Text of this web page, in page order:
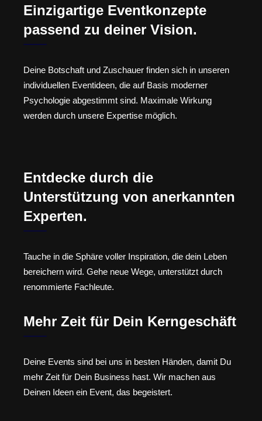
Einzigartige Eventkonzepte
passend zu deiner Vision.
Deine Botschaft und Zuschauer finden sich in unseren
individuellen Eventideen, die auf Basis moderner
Psychologie abgestimmt sind. Maximale Wirkung
werden durch unsere Expertise möglich.
Entdecke durch die
Unterstützung von anerkannten
Experten.
Tauche in die Sphäre voller Inspiration, die dein Leben
bereichern wird. Gehe neue Wege, unterstützt durch
renommierte Fachleute.
Mehr Zeit für Dein Kerngeschäft
Deine Events sind bei uns in besten Händen, damit Du
mehr Zeit für Dein Business hast. Wir machen aus
Deinen Ideen ein Event, das begeistert.